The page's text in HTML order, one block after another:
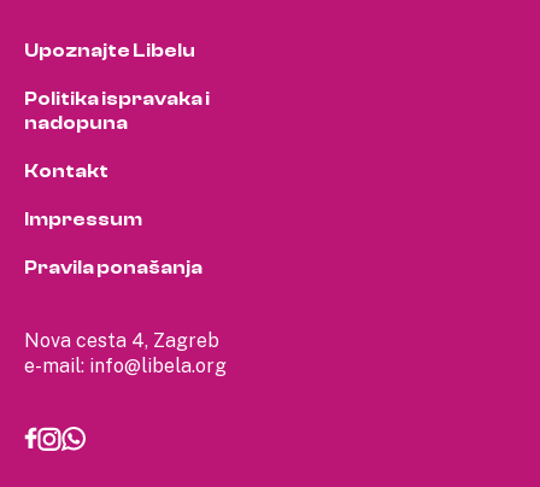
Nova cesta 4, Zagreb
e-mail: info@libela.org
Upoznajte Libelu
Politika ispravaka i
nadopuna
Kontakt
Impressum
Pravila ponašanja